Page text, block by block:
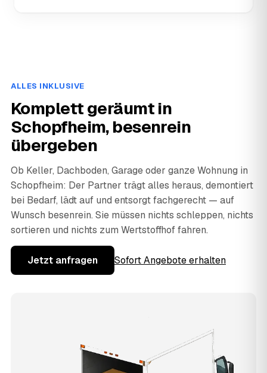
ALLES INKLUSIVE
Komplett geräumt in
Schopfheim, besenrein
übergeben
Ob Keller, Dachboden, Garage oder ganze Wohnung in
Schopfheim: Der Partner trägt alles heraus, demontiert
bei Bedarf, lädt auf und entsorgt fachgerecht — auf
Wunsch besenrein. Sie müssen nichts schleppen, nichts
sortieren und nichts zum Wertstoffhof fahren.
Jetzt anfragen Sofort Angebote erhalten